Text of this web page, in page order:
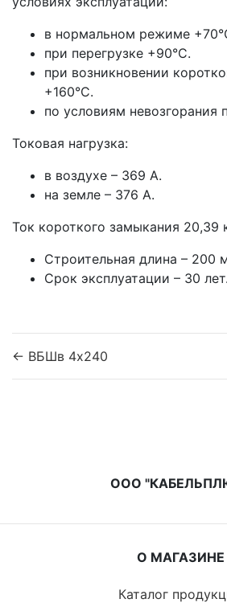
в нормальном режиме
при перегрузке +90°С.
при возникновении
+160°С.
по условиям невозгорания
Токовая нагрузка:
в воздухе – 369 А.
на земле – 376 А.
Ток короткого замыкания 20,39
Строительная длина – 200
Срок эксплуатации – 30 лет.
← ВБШв 4x240
ООО
О МАГАЗИНЕ
Каталог